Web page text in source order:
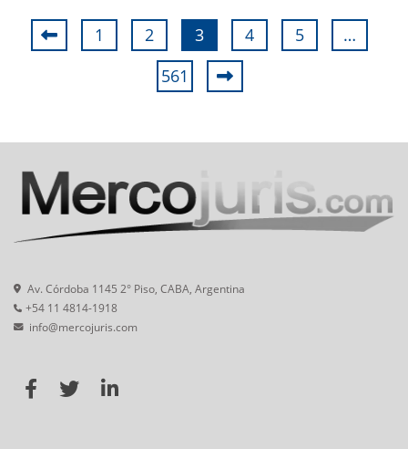
1 2 3 4 5
…
561
Av. Córdoba 1145 2° Piso, CABA, Argentina
+54 11 4814-1918
info@mercojuris.com